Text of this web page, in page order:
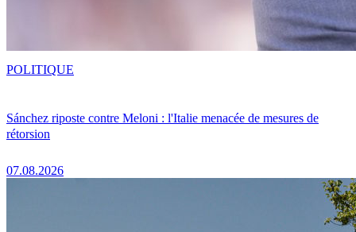
Sánchez riposte contre Meloni : l'Italie menacée de mesures de
rétorsion
07.08.2026
POLITIQUE